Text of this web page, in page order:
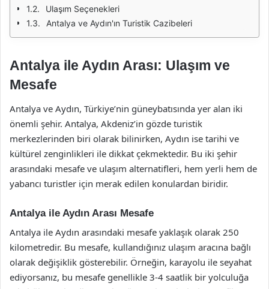
Ulaşım Seçenekleri
Antalya ve Aydın'ın Turistik Cazibeleri
Antalya ile Aydın Arası: Ulaşım ve
Mesafe
Antalya ve Aydın, Türkiye’nin güneybatısında yer alan iki
önemli şehir. Antalya, Akdeniz’in gözde turistik
merkezlerinden biri olarak bilinirken, Aydın ise tarihi ve
kültürel zenginlikleri ile dikkat çekmektedir. Bu iki şehir
arasındaki mesafe ve ulaşım alternatifleri, hem yerli hem de
yabancı turistler için merak edilen konulardan biridir.
Antalya ile Aydın Arası Mesafe
Antalya ile Aydın arasındaki mesafe yaklaşık olarak 250
kilometredir. Bu mesafe, kullandığınız ulaşım aracına bağlı
olarak değişiklik gösterebilir. Örneğin, karayolu ile seyahat
ediyorsanız, bu mesafe genellikle 3-4 saatlik bir yolculuğa